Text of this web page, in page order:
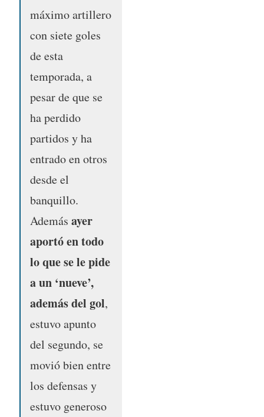
máximo artillero
con siete goles
de esta
temporada, a
pesar de que se
ha perdido
partidos y ha
entrado en otros
desde el
banquillo.
Además ayer
aportó en todo
lo que se le pide
a un ‘nueve’,
además del gol,
estuvo apunto
del segundo, se
movió bien entre
los defensas y
estuvo generoso